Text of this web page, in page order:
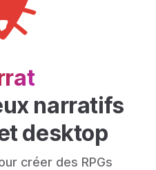
narratifs
desktop
créer des RPGs